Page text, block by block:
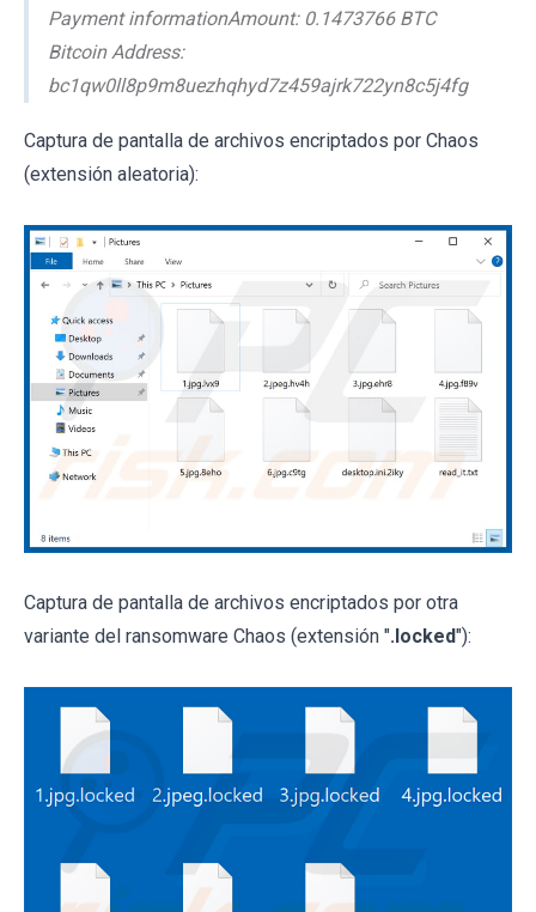
Payment informationAmount: 0.1473766 BTC
Bitcoin Address:
bc1qw0ll8p9m8uezhqhyd7z459ajrk722yn8c5j4fg
Captura de pantalla de archivos encriptados por Chaos
(extensión aleatoria):
Captura de pantalla de archivos encriptados por otra
variante del ransomware Chaos (extensión ".locked"):